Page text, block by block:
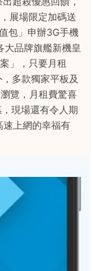
展場限定加碼送
包」申辦3G手機
大品牌旗艦新機皇
」，只要月租
多款獨家平板及
覽，月租費驚喜
現場還有令人期
速上網的幸福有